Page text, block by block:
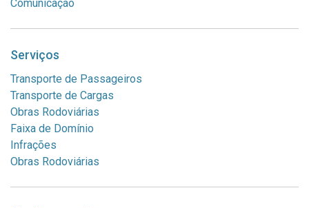
Comunicação
Serviços
Transporte de Passageiros
Transporte de Cargas
Obras Rodoviárias
Faixa de Domínio
Infrações
Obras Rodoviárias